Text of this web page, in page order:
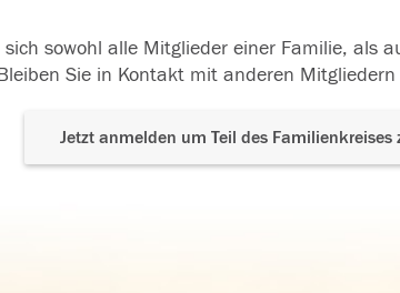
sowohl alle Mitglieder einer Familie, als
Sie in Kontakt mit anderen
Jetzt anmelden um Teil des Familienkreises